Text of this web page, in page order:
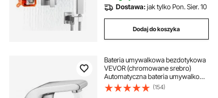
szczotkowany
Dostawa:jak tylko Pon. Sier. 10
Dodaj do koszyka
Bateria umywalkowa bezdotykowa
VEVOR (chromowane srebro)
Automatyczna bateria umywalkowa
do łazienki, bateria toaletowa do
zimnej wody z jednym otworem,
(154)